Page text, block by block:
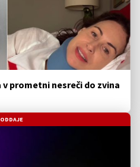
prometni nesreči do zvina